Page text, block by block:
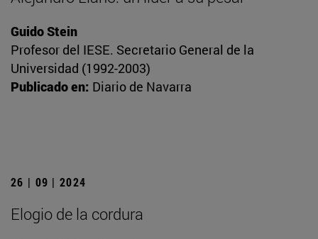
Guido Stein
Profesor del IESE. Secretario General de la
Universidad (1992-2003)
Publicado en: Diario de Navarra
26 | 09 | 2024
Elogio de la cordura